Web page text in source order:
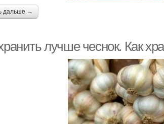
дальше →
лучше чеснок. Как